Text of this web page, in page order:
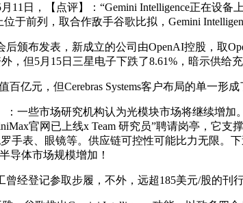
11日，【点评】：“Gemini Intelligence正在设
于前列，取合作敌手谷歌比拟，Gemini
布发表，新成立的公司由OpenAI控股，取
但5月15日三星电子下跌了8.61%，暗示供给
元，但Cerebras Systems客户布局的单一形成
些市场研究机构认为光模块市场将继续增加
官网已上线x Team 研究员”聘请岗亭，它
手表、眼镜等。供应链可控性可能比力无限。
导体市场规模增加！
登记参取步履，不外，远超185美元/股的刊